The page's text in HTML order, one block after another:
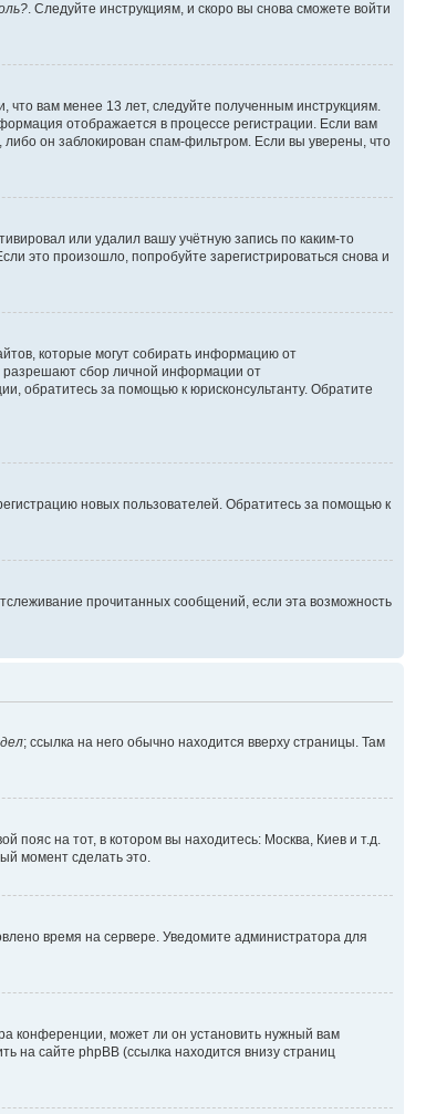
. Следуйте инструкциям, и скоро вы снова сможете войти
что вам менее 13 лет, следуйте полученным инструкциям.
отображается в процессе регистрации. Если вам
он заблокирован спам-фильтром. Если вы уверены, что
или удалил вашу учётную запись по каким-то
это произошло, попробуйте зарегистрироваться снова и
которые могут собирать информацию от
разрешают сбор личной информации от
обратитесь за помощью к юрисконсультанту. Обратите
новых пользователей. Обратитесь за помощью к
прочитанных сообщений, если эта возможность
; ссылка на него обычно находится вверху страницы. Там
пояс на тот, в котором вы находитесь: Москва, Киев и т.д.
момент сделать это.
время на сервере. Уведомите администратора для
конференции, может ли он установить нужный вам
на сайте phpBB (ссылка находится внизу страниц